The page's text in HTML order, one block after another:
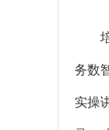
培
务数
实操